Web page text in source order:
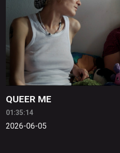
QUEER ME
01:35:14
2026-06-05